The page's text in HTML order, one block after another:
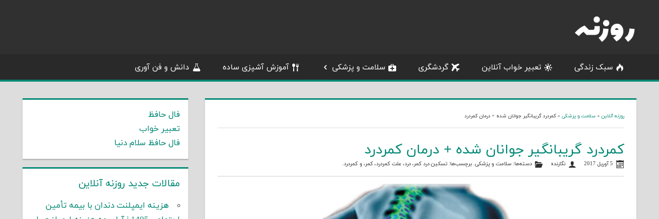
content
سبک زندگی تعبیر خواب آنلاین گردشگری سلامت و پزشکی آموزش آشپزی ساده دانش و فن آوری
روزنه آنلاین » سلامت و پزشکی »کمردرد گریبانگیر جوانان شده + درمان کمردرد
کمردرد گریبانگیر جوانان شده + درمان کمردرد
5 آوریل 2017 نگارنده دسته‌ها:سلامت و پزشکی. برچسب‌ها:تسکین درد کمر ،درد، علت کمردرد،کمر ، وکمردرد.
فال حافظ
تعبیر خواب
فال حافظ سلام دنیا
مقالات جدید روزنه آنلاین
هزینه ایمپلنت دندان با بیمه تأمین